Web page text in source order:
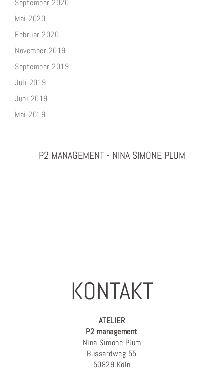
September 2020
Mai 2020
Februar 2020
November 2019
September 2019
Juli 2019
Juni 2019
Mai 2019
P2 MANAGEMENT - NINA SIMONE PLUM
KONTAKT
ATELIER
P2 management
Nina Simone Plum
Bussardweg 55
50829 Köln